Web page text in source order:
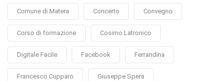
Comune di Matera Concerto Convegno
Corso di formazione Cosimo Latronico
Digitale Facile Facebook Ferrandina
Francesco Cupparo Giuseppe Spera